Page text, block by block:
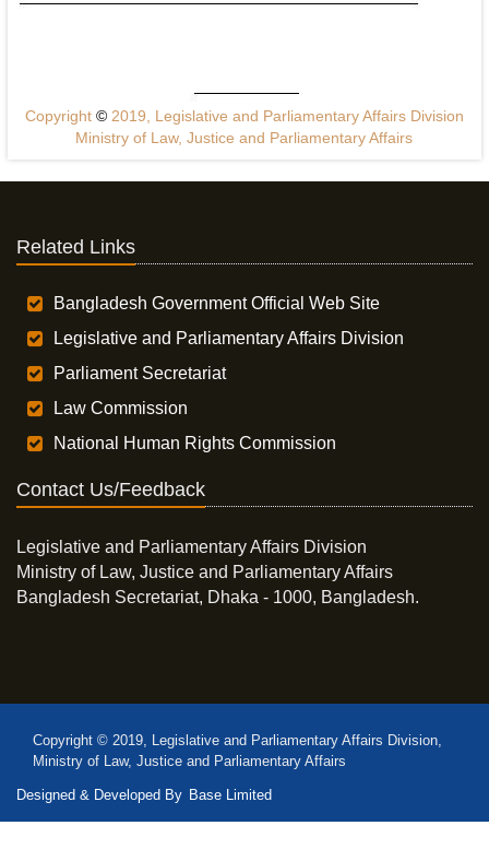
Copyright ©2019, Legislative and Parliamentary Affairs Division
Ministry of Law, Justice and Parliamentary Affairs
Related Links
Bangladesh Government Official Web Site
Legislative and Parliamentary Affairs Division
Parliament Secretariat
Law Commission
National Human Rights Commission
Contact Us/Feedback
Legislative and Parliamentary Affairs Division
Ministry of Law, Justice and Parliamentary Affairs
Bangladesh Secretariat, Dhaka - 1000, Bangladesh.
Copyright © 2019, Legislative and Parliamentary Affairs Division,
Ministry of Law, Justice and Parliamentary Affairs
Designed & Developed By Base Limited